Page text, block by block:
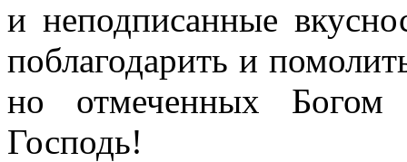
и неподписанные
поблагодарить и
но отмеченных Богом
Господь!